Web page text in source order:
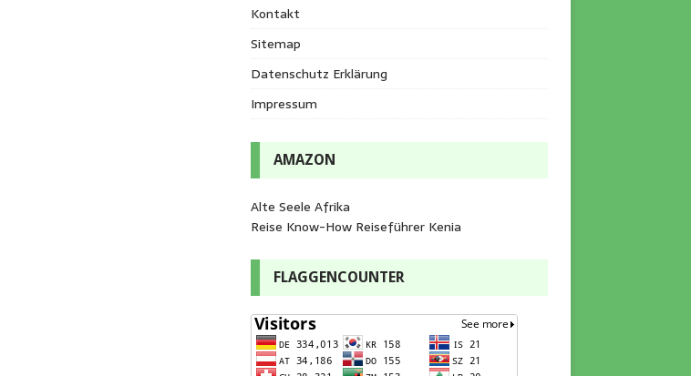
Kontakt
Sitemap
Datenschutz Erklärung
Impressum
AMAZON
Alte Seele Afrika
Reise Know-How Reiseführer Kenia
FLAGGENCOUNTER